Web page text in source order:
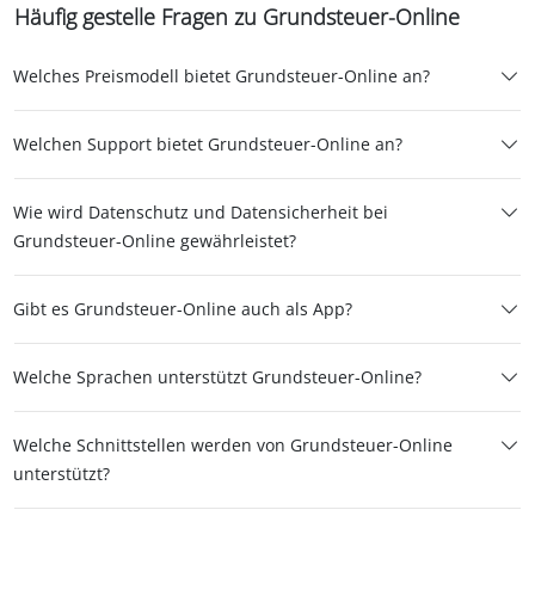
Häufig gestelle Fragen zu Grundsteuer-Online
Welches Preismodell bietet Grundsteuer-Online an?
Welchen Support bietet Grundsteuer-Online an?
Wie wird Datenschutz und Datensicherheit bei
Grundsteuer-Online gewährleistet?
Gibt es Grundsteuer-Online auch als App?
Welche Sprachen unterstützt Grundsteuer-Online?
Welche Schnittstellen werden von Grundsteuer-Online
unterstützt?